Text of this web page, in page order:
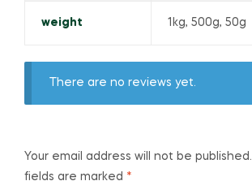
weight 1kg, 500g, 50g
There are no reviews yet.
Your email address will not be published.
fields are marked *